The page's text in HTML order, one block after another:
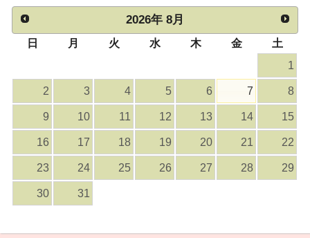
2026年 8月
日 月 火 水 木 金
土
1
2 3 4 5 6 7 8
9 10 11 12 13 14 15
16 17 18 19 20 21 22
23 24 25 26 27 28 29
30 31